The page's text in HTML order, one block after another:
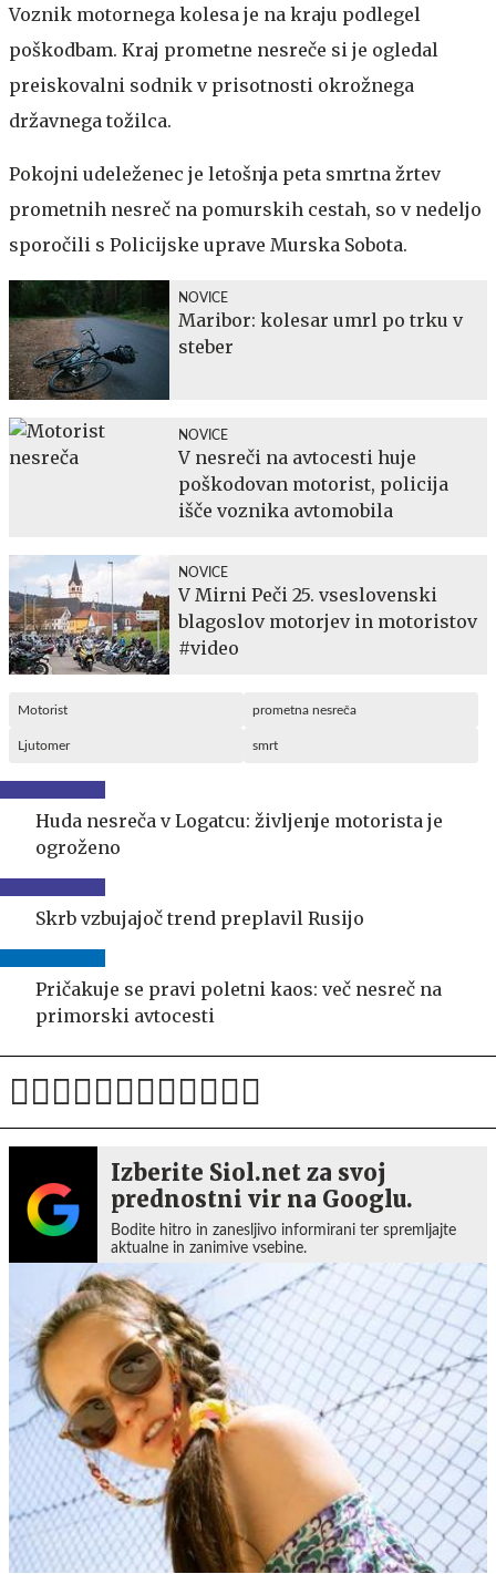
Voznik motornega kolesa je na kraju podlegel
poškodbam. Kraj prometne nesreče si je ogledal
preiskovalni sodnik v prisotnosti okrožnega
državnega tožilca.
Pokojni udeleženec je letošnja peta smrtna žrtev
prometnih nesreč na pomurskih cestah, so v nedeljo
sporočili s Policijske uprave Murska Sobota.
NOVICE
Maribor: kolesar umrl po trku v
steber
NOVICE
V nesreči na avtocesti huje
poškodovan motorist, policija
išče voznika avtomobila
NOVICE
V Mirni Peči 25. vseslovenski
blagoslov motorjev in motoristov
#video
Motorist prometna nesreča
Ljutomer smrt
Huda nesreča v Logatcu: življenje motorista je
ogroženo
Skrb vzbujajoč trend preplavil Rusijo
Pričakuje se pravi poletni kaos: več nesreč na
primorski avtocesti
Izberite Siol.net za svoj
prednostni vir na Googlu.
Bodite hitro in zanesljivo informirani ter spremljajte
aktualne in zanimive vsebine.